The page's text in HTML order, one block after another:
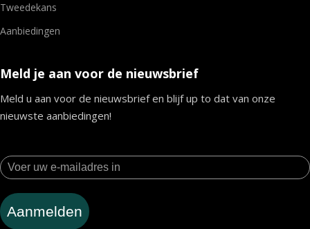
Tweedekans
Aanbiedingen
Meld je aan voor de nieuwsbrief
Meld u aan voor de nieuwsbrief en blijf up to dat van onze
nieuwste aanbiedingen!
Aanmelden